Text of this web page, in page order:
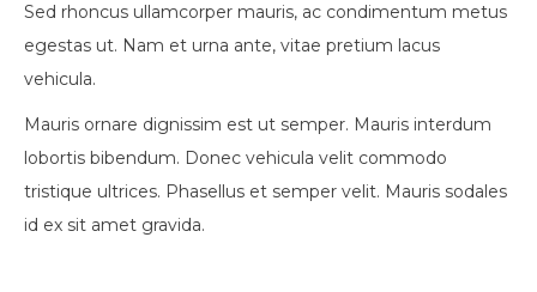
Sed rhoncus ullamcorper mauris, ac condimentum metus
egestas ut. Nam et urna ante, vitae pretium lacus
vehicula.
Mauris ornare dignissim est ut semper. Mauris interdum
lobortis bibendum. Donec vehicula velit commodo
tristique ultrices. Phasellus et semper velit. Mauris sodales
id ex sit amet gravida.